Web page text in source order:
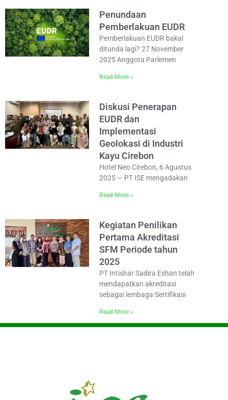
Penundaan
Pemberlakuan EUDR
Pemberlakuan EUDR bakal
ditunda lagi? 27 November
2025 Anggota Parlemen
Read More »
Diskusi Penerapan
EUDR dan
Implementasi
Geolokasi di Industri
Kayu Cirebon
Hotel Neo Cirebon, 6 Agustus
2025 — PT ISE mengadakan
Read More »
Kegiatan Penilikan
Pertama Akreditasi
SFM Periode tahun
2025
PT Intishar Sadira Eshan telah
mendapatkan akreditasi
sebagai lembaga Sertifikasi
Read More »